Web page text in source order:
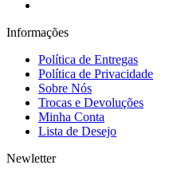
Informações
Política de Entregas
Política de Privacidade
Sobre Nós
Trocas e Devoluções
Minha Conta
Lista de Desejo
Newletter